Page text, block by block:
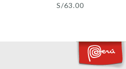
S/63.00